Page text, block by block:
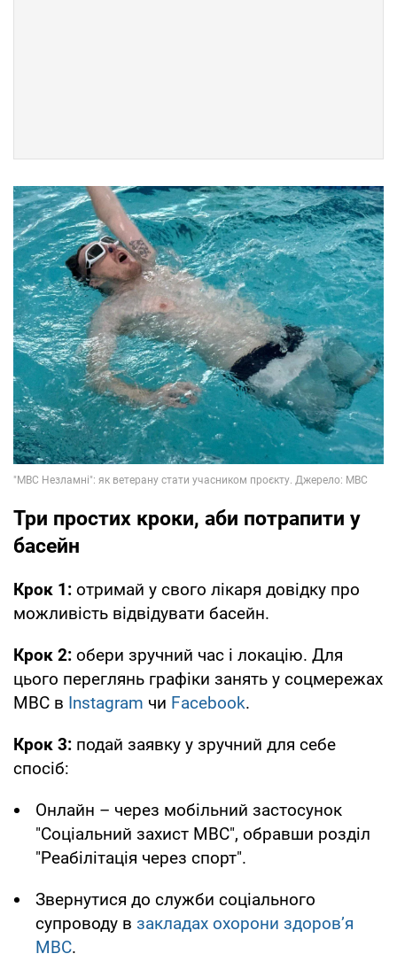
Три простих кроки, аби потрапити у
басейн
Крок 1: отримай у свого лікаря довідку про
можливість відвідувати басейн.
Крок 2: обери зручний час і локацію. Для
цього переглянь графіки занять у соцмережах
МВС в Instagram чи Facebook.
Крок 3: подай заявку у зручний для себе
спосіб:
Онлайн – через мобільний застосунок
"Соціальний захист МВС", обравши розділ
"Реабілітація через спорт".
Звернутися до служби соціального
супроводу в закладах охорони здоров’я
МВС.